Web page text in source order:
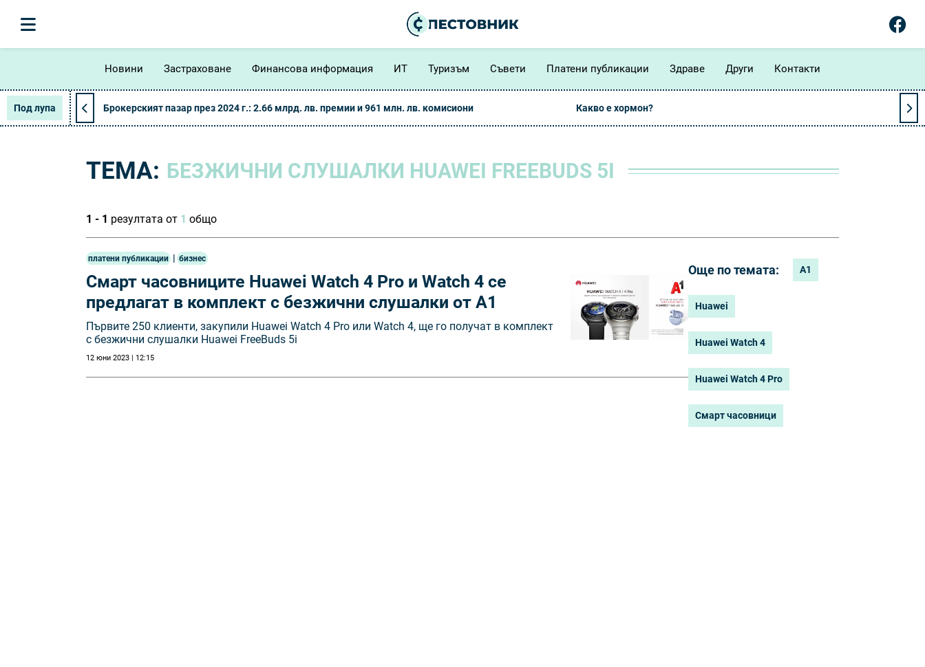
Новини Застраховане Финансова информация ИТ Туризъм Съвети Платени публикации Здраве Други Контакти
Под лупа Брокерският пазар през 2024 г.: 2.66 млрд. лв. премии и 961 млн. лв. комисиони Какво е хормон?
ТЕМА: БЕЗЖИЧНИ СЛУШАЛКИ HUAWEI FREEBUDS 5I
1 - 1 резултата от 1 общо
платени публикации | бизнес
Смарт часовниците Huawei Watch 4 Pro и Watch 4 се
предлагат в комплект с безжични слушалки от А1
Първите 250 клиенти, закупили Huawei Watch 4 Pro или Watch 4, ще го получат в комплект
с безжични слушалки Huawei FreeBuds 5i
12 юни 2023 | 12:15
Още по темата: А1
Huawei
Huawei Watch 4
Huawei Watch 4 Pro
Смарт часовници